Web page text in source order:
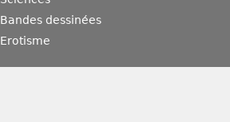
Bandes dessinées
Erotisme